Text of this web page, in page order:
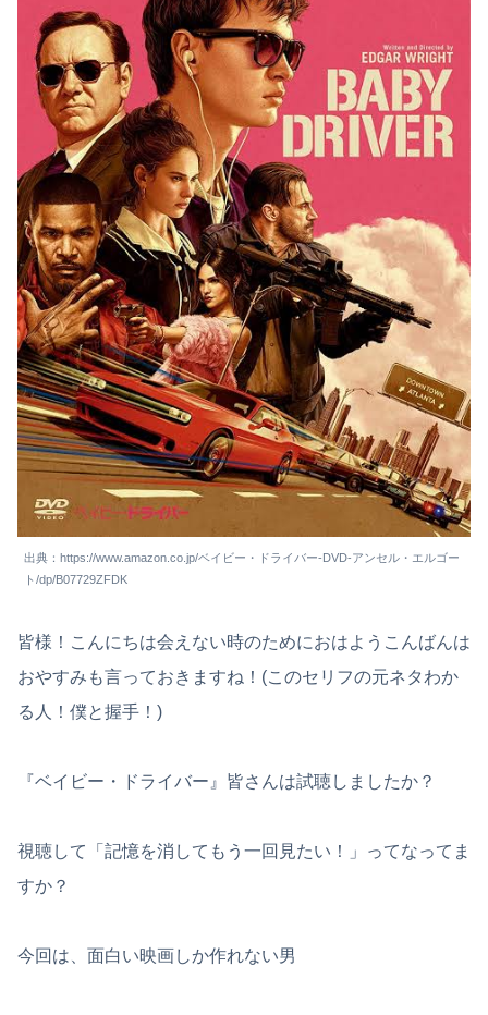
出典：https://www.amazon.co.jp/ベイビー・ドライバー-DVD-アンセル・エルゴー
ト/dp/B07729ZFDK
皆様！こんにちは会えない時のためにおはようこんばんは
おやすみも言っておきますね！(このセリフの元ネタわか
る人！僕と握手！)
『ベイビー・ドライバー』皆さんは試聴しましたか？
視聴して「記憶を消してもう一回見たい！」ってなってま
すか？
今回は、面白い映画しか作れない男